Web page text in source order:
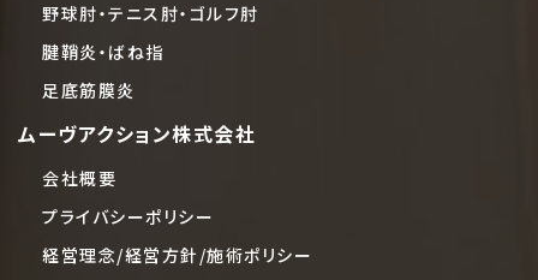
野球肘・テニス肘・ゴルフ肘
腱鞘炎・ばね指
足底筋膜炎
ムーヴアクション株式会社
会社概要
プライバシーポリシー
経営理念/経営方針/施術ポリシー